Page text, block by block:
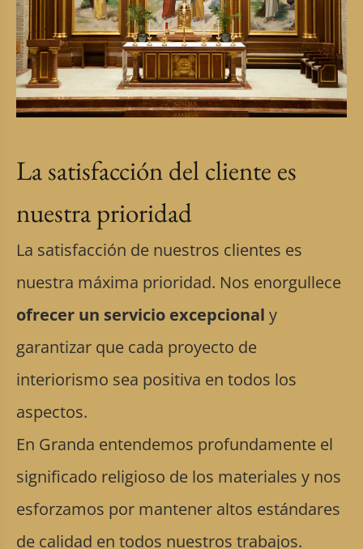
La satisfacción del cliente es
nuestra prioridad
La satisfacción de nuestros clientes es
nuestra máxima prioridad. Nos enorgullece
ofrecer un servicio excepcional y
garantizar que cada proyecto de
interiorismo sea positiva en todos los
aspectos.
En Granda entendemos profundamente el
significado religioso de los materiales y nos
esforzamos por mantener altos estándares
de calidad en todos nuestros trabajos.